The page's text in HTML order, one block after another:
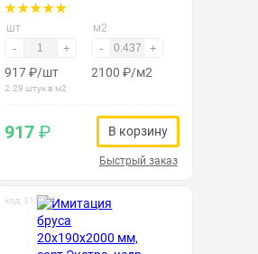
шт
- +
917₽/шт
2.29 штук в м2
м2
- +
2100 ₽/м2
917₽ В корзину
Быстрый заказ
код: 315008